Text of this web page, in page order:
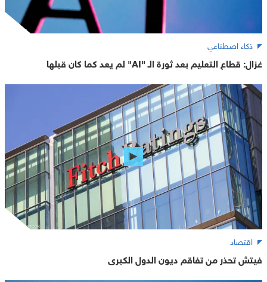
ذكاء اصطناعي
غزال: قطاع التعليم بعد ثورة الـ "AI" لم يعد كما كان قبلها
اقتصاد
فيتش تحذر من تفاقم ديون الدول الكبرى